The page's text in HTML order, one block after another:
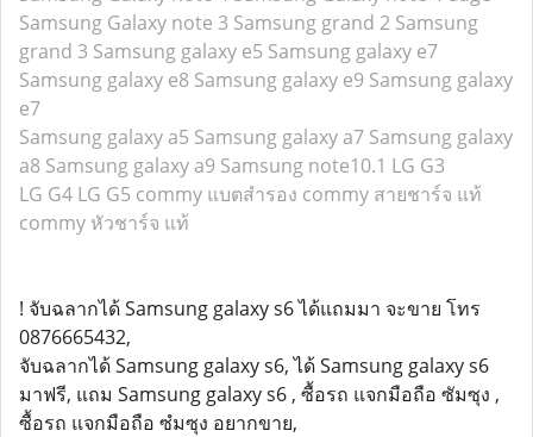
Samsung Galaxy note 3 Samsung grand 2 Samsung
grand 3 Samsung galaxy e5 Samsung galaxy e7
Samsung galaxy e8 Samsung galaxy e9 Samsung galaxy
e7
Samsung galaxy a5 Samsung galaxy a7 Samsung galaxy
a8 Samsung galaxy a9 Samsung note10.1 LG G3
LG G4 LG G5 commy แบตสำรอง commy สายชาร์จ แท้
commy หัวชาร์จ แท้
! จับฉลากได้ Samsung galaxy s6 ได้แถมมา จะขาย โทร
0876665432,
จับฉลากได้ Samsung galaxy s6, ได้ Samsung galaxy s6
มาฟรี, แถม Samsung galaxy s6 , ซื้อรถ แจกมือถือ ซัมซุง ,
ซื้อรถ แจกมือถือ ซํมซุง อยากขาย,